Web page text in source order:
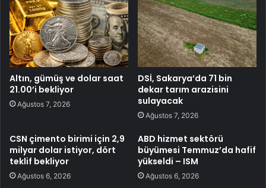
Altın, gümüş ve dolar saat
21.00’i bekliyor
Ağustos 7, 2026
DSİ, Sakarya’da 71 bin
dekar tarım arazisini
sulayacak
Ağustos 7, 2026
CSN çimento birimi için 2,9
milyar dolar istiyor, dört
teklif bekliyor
Ağustos 6, 2026
ABD hizmet sektörü
büyümesi Temmuz’da hafif
yükseldi – ISM
Ağustos 6, 2026